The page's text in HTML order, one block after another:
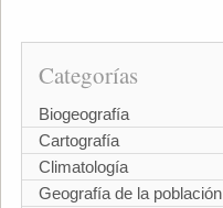
Categorías
Biogeografía
Cartografía
Climatología
Geografía de la población